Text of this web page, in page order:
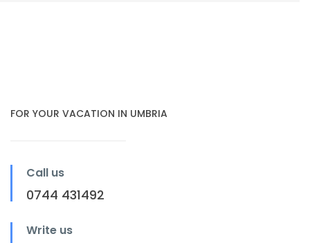
FOR YOUR VACATION IN UMBRIA
Call us
0744 431492
Write us